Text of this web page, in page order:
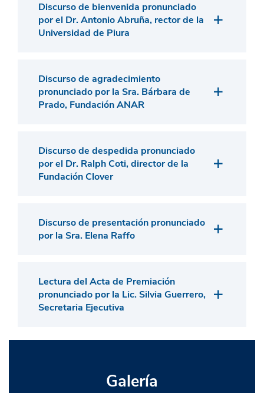
Discurso de bienvenida pronunciado
por el Dr. Antonio Abruña, rector de la
Universidad de Piura
Discurso de agradecimiento
pronunciado por la Sra. Bárbara de
Prado, Fundación ANAR
Discurso de despedida pronunciado
por el Dr. Ralph Coti, director de la
Fundación Clover
Discurso de presentación pronunciado
por la Sra. Elena Raffo
Lectura del Acta de Premiación
pronunciado por la Lic. Silvia Guerrero,
Secretaria Ejecutiva
Galería